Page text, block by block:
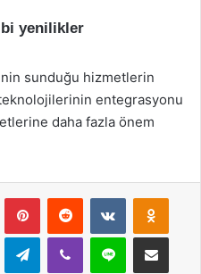
yenilikler
sunduğu hizmetlerin
entegrasyonu
daha fazla önem
PinterestReddit VKontakte
TelegramViber Line E-Posta ile